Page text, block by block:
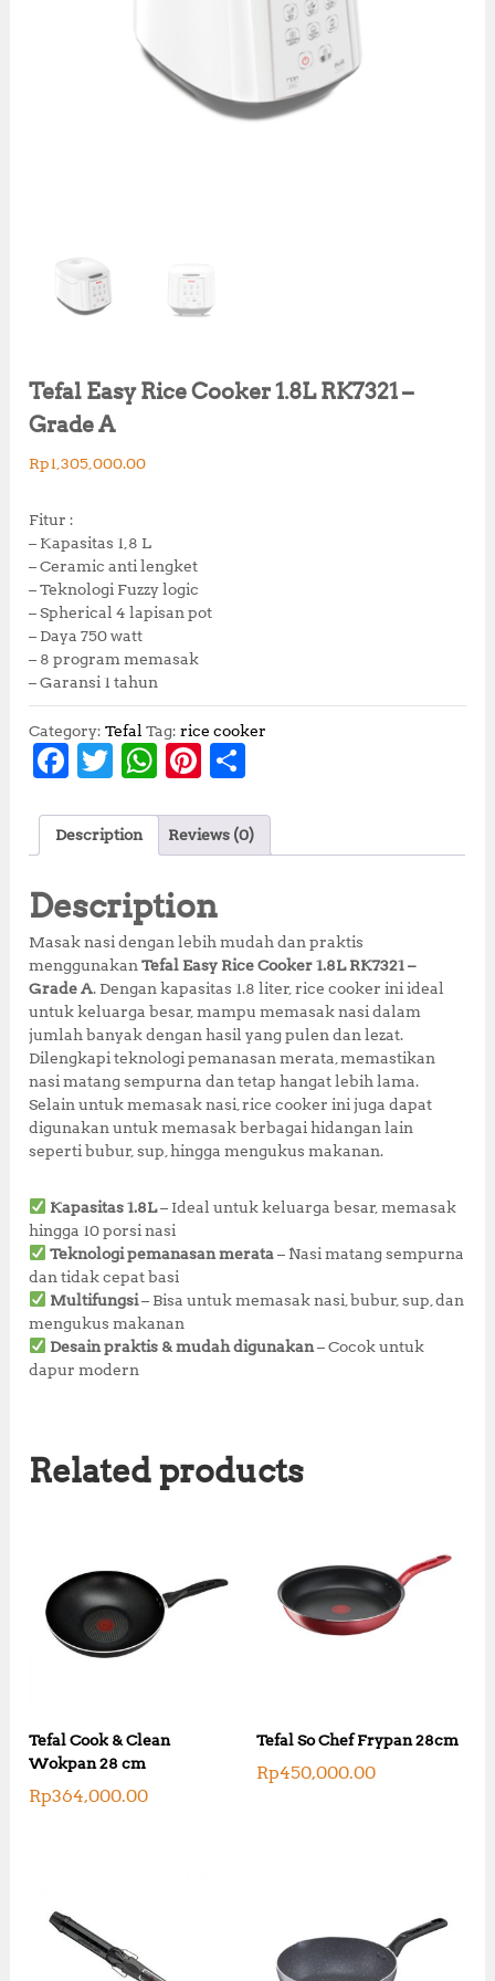
Tefal Easy Rice Cooker 1.8L RK7321 –
Grade A
Rp1,305,000.00
Fitur :
– Kapasitas 1,8 L
– Ceramic anti lengket
– Teknologi Fuzzy logic
– Spherical 4 lapisan pot
– Daya 750 watt
– 8 program memasak
– Garansi 1 tahun
Category:Tefal Tag:rice cooker
F
c
b
o
o
k
T
it
r
W
at
s
A
p
p
Pi
te
r
e
st
a
r
Description Reviews (0)
Description
Masak nasi dengan lebih mudah dan praktis
menggunakanTefal Easy Rice Cooker 1.8L RK7321 –
Grade A. Dengan kapasitas 1.8 liter, rice cooker ini ideal
untuk keluarga besar, mampu memasak nasi dalam
jumlah banyak dengan hasil yang pulen dan lezat.
Dilengkapi teknologi pemanasan merata, memastikan
nasi matang sempurna dan tetap hangat lebih lama.
Selain untuk memasak nasi, rice cooker ini juga dapat
digunakan untuk memasak berbagai hidangan lain
seperti bubur, sup, hingga mengukus makanan.
Kapasitas 1.8L– Ideal untuk keluarga besar, memasak
hingga 10 porsi nasi
Teknologi pemanasan merata– Nasi matang sempurna
dan tidak cepat basi
Multifungsi– Bisa untuk memasak nasi, bubur, sup, dan
mengukus makanan
Desain praktis & mudah digunakan– Cocok untuk
dapur modern
Related products
Tefal Cook & Clean
Wokpan 28 cm
Rp364,000.00
Tefal So Chef Frypan 28cm
Rp450,000.00